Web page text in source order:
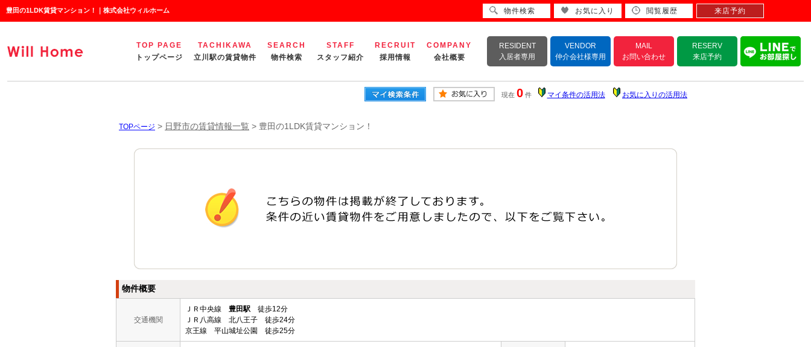
豊田の1LDK賃貸マンション！｜株式会社ウィルホーム
TOP PAGE
トップページ
TACHIKAWA
立川駅の賃貸物件
SEARCH
物件検索
STAFF
スタッフ紹介
RECRUIT
採用情報
COMPANY
会社概要
RESIDENT
入居者専用
VENDOR
仲介会社様専用
MAIL
お問い合わせ
RESERV
来店予約
現在 0 件 マイ条件の活用法 お気に入りの活用法
TOPページ > 日野市の賃貸情報一覧 > 豊田の1LDK賃貸マンション！
物件概要
交通機関
ＪＲ中央線 豊田駅 徒歩12分
ＪＲ八高線 北八王子 徒歩24分
京王線 平山城址公園 徒歩25分
物件検索 お気に入り 閲覧履歴 来店予約